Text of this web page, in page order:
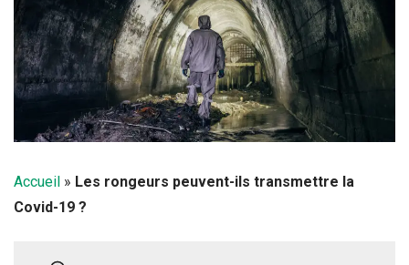
Accueil » Les rongeurs peuvent-ils transmettre la
Covid-19 ?